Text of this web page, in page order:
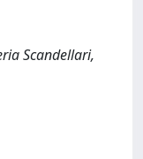
Scandellari,